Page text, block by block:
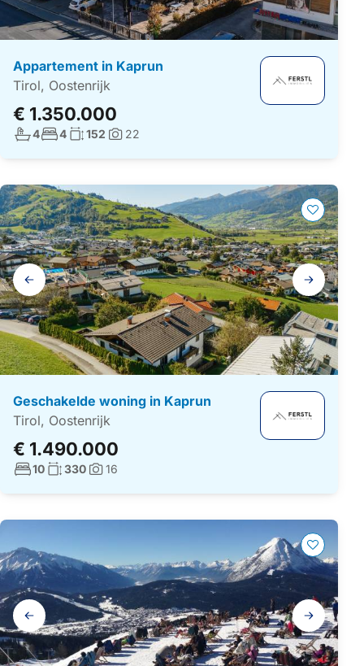
Appartement in Kaprun
Tirol, Oostenrijk
€ 1.350.000
Aantal badkamers:
4Aantal slaapkamers:
4Woonoppervlakte:
152 Foto's:
22
Galerij
navigatie
Geschakelde woning in Kaprun
Tirol, Oostenrijk
€ 1.490.000
Aantal slaapkamers:
10Woonoppervlakte:
330Foto's:
16
Galerij
navigatie